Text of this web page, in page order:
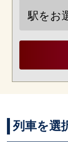
列車を選